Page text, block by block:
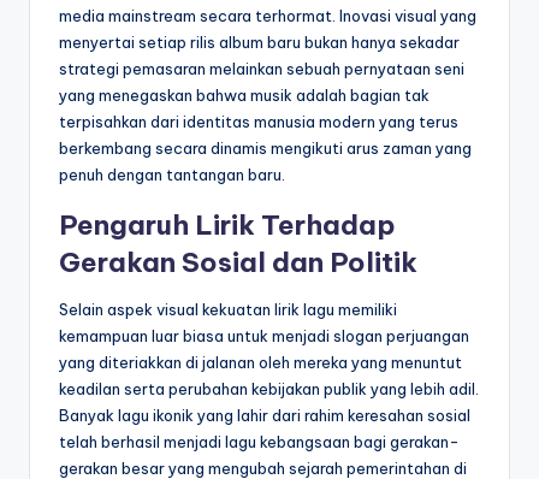
media mainstream secara terhormat. Inovasi visual yang
menyertai setiap rilis album baru bukan hanya sekadar
strategi pemasaran melainkan sebuah pernyataan seni
yang menegaskan bahwa musik adalah bagian tak
terpisahkan dari identitas manusia modern yang terus
berkembang secara dinamis mengikuti arus zaman yang
penuh dengan tantangan baru.
Pengaruh Lirik Terhadap
Gerakan Sosial dan Politik
Selain aspek visual kekuatan lirik lagu memiliki
kemampuan luar biasa untuk menjadi slogan perjuangan
yang diteriakkan di jalanan oleh mereka yang menuntut
keadilan serta perubahan kebijakan publik yang lebih adil.
Banyak lagu ikonik yang lahir dari rahim keresahan sosial
telah berhasil menjadi lagu kebangsaan bagi gerakan-
gerakan besar yang mengubah sejarah pemerintahan di